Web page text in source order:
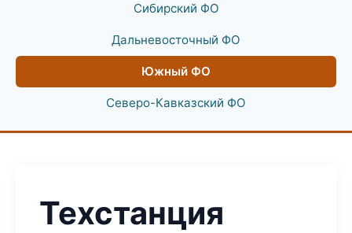
Сибирский ФО
Дальневосточный ФО
Южный ФО
Северо-Кавказский ФО
Техстанция